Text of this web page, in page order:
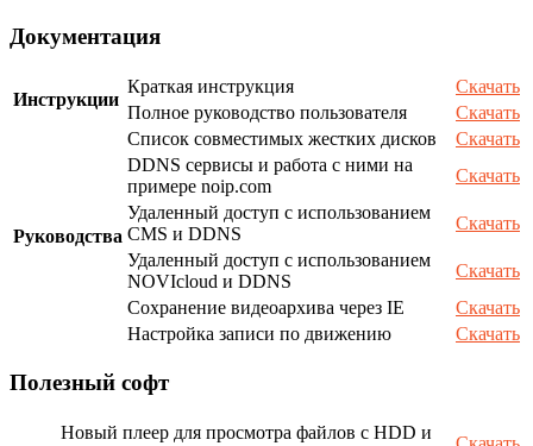
Документация
Инструкции
Краткая инструкция
Скачать
Полное руководство пользователя
Скачать
Руководства
Список совместимых жестких дисков
Скачать
DDNS сервисы и работа с ними на
примере noip.com
Скачать
Удаленный доступ с использованием
CMS и DDNS
Скачать
Удаленный доступ с использованием
NOVIcloud и DDNS
Скачать
Сохранение видеоархива через IE
Скачать
Настройка записи по движению
Скачать
Полезный софт
Новый плеер для просмотра файлов с HDD и